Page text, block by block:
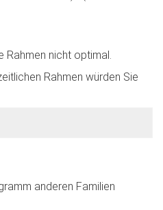
Rahmen nicht optimal.
anderen Familien